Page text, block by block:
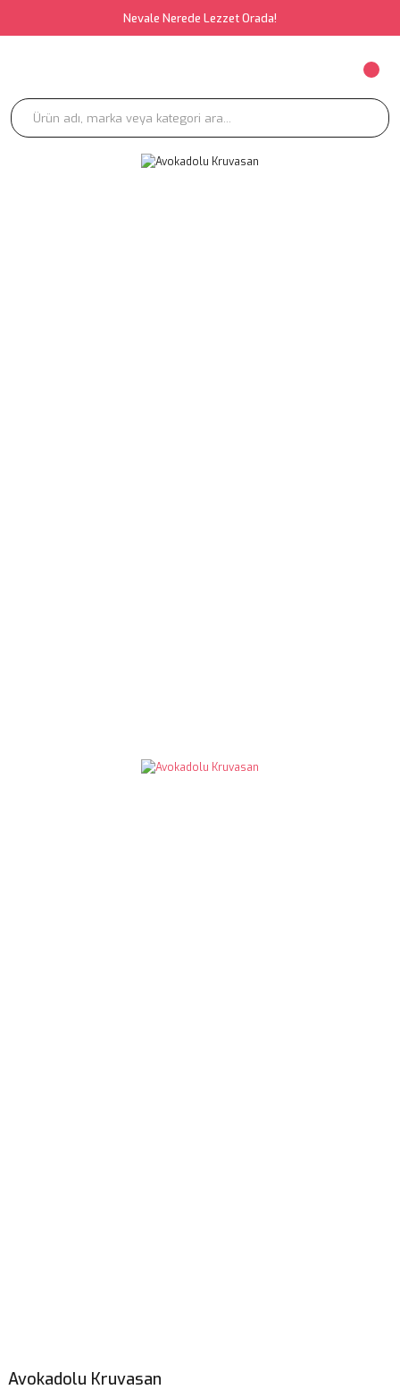
Nevale Nerede Lezzet Orada!
Avokadolu Kruvasan